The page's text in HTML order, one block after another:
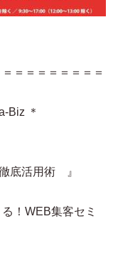
＝＝＝＝＝＝＝＝
Biz ＊
底活用術 』
！WEB集客セミ